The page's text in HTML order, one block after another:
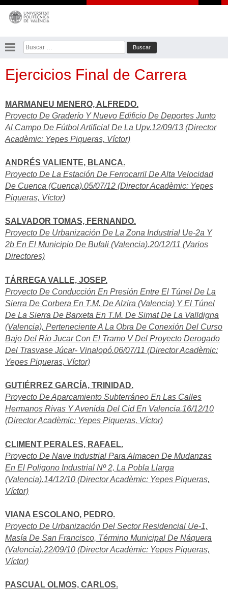
Saltar
contenido
Buscar:
Ejercicios Final de Carrera
MARMANEU MENERO, ALFREDO.
Proyecto De Graderío Y Nuevo Edificio De Deportes Junto
Al Campo De Fútbol Artificial De La Upv.12/09/13 (Director
Acadèmic: Yepes Piqueras, Víctor)
ANDRÉS VALIENTE, BLANCA.
Proyecto De La Estación De Ferrocarril De Alta Velocidad
De Cuenca (Cuenca).05/07/12 (Director Acadèmic: Yepes
Piqueras, Víctor)
SALVADOR TOMAS, FERNANDO.
Proyecto De Urbanización De La Zona Industrial Ue-2a Y
2b En El Municipio De Bufali (Valencia).20/12/11 (Varios
Directores)
TÁRREGA VALLE, JOSEP.
Proyecto De Conducción En Presión Entre El Túnel De La
Sierra De Corbera En T.M. De Alzira (Valencia) Y El Túnel
De La Sierra De Barxeta En T.M. De Simat De La Valldigna
(Valencia), Perteneciente A La Obra De Conexión Del Curso
Bajo Del Río Jucar Con El Tramo V Del Proyecto Derogado
Del Trasvase Júcar- Vinalopó.06/07/11 (Director Acadèmic:
Yepes Piqueras, Víctor)
GUTIÉRREZ GARCÍA, TRINIDAD.
Proyecto De Aparcamiento Subterráneo En Las Calles
Hermanos Rivas Y Avenida Del Cid En Valencia.16/12/10
(Director Acadèmic: Yepes Piqueras, Víctor)
CLIMENT PERALES, RAFAEL.
Proyecto De Nave Industrial Para Almacen De Mudanzas
En El Poligono Industrial Nº 2, La Pobla Llarga
(Valencia).14/12/10 (Director Acadèmic: Yepes Piqueras,
Víctor)
VIANA ESCOLANO, PEDRO.
Proyecto De Urbanización Del Sector Residencial Ue-1,
Masía De San Francisco, Término Municipal De Náquera
(Valencia).22/09/10 (Director Acadèmic: Yepes Piqueras,
Víctor)
PASCUAL OLMOS, CARLOS.